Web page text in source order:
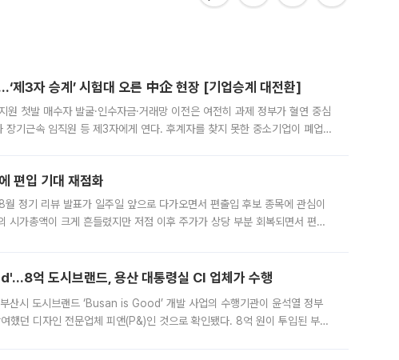
제3자 승계’ 시험대 오른 中企 현장 [기업승계 대전환]
첫발 매수자 발굴·인수자금·거래망 이전은 여전히 과제 정부가 혈연 중심
장기근속 임직원 등 제3자에게 연다. 후계자를 찾지 못한 중소기업이 폐업
편입 기대 재점화
정기 리뷰 발표가 일주일 앞으로 다가오면서 편출입 후보 종목에 관심이
시가총액이 크게 흔들렸지만 저점 이후 주가가 상당 부분 회복되면서 편입
억 도시브랜드, 용산 대통령실 CI 업체가 수행
산시 도시브랜드 ‘Busan is Good’ 개발 사업의 수행기관이 윤석열 정부
했던 디자인 전문업체 피앤(P&)인 것으로 확인됐다. 8억 원이 투입된 부산